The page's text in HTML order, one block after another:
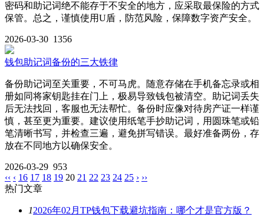
密码和助记词绝不能存于不安全的地方，应采取最保险的方式
保管。总之，谨慎使用U盾，防范风险，保障数字资产安全。
2026-03-30 1356
钱包助记词备份的三大铁律
备份助记词至关重要，不可马虎。随意存储在手机备忘录或相
册如同将家钥匙挂在门上，极易导致钱包被清空。助记词丢失
后无法找回，客服也无法帮忙。备份时应像对待房产证一样谨
慎，甚至更为重要。建议使用纸笔手抄助记词，用圆珠笔或铅
笔清晰书写，并检查三遍，避免拼写错误。最好准备两份，存
放在不同地方以确保安全。
2026-03-29 953
‹‹ ‹ 16 17 18 19 20 21 22 23 24 25 › ››
热门文章
12026年02月TP钱包下载避坑指南：哪个才是官方版？